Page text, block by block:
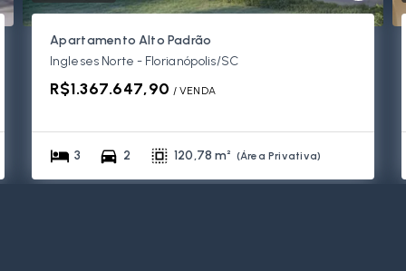
Apartamento Alto Padrão
Ingleses Norte - Florianópolis/SC
R$1.367.647,90 / VENDA
3 2 120,78 m² (Área Privativa)